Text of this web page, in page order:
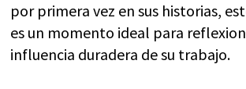
por primera vez en sus historias,
es un momento ideal para
influencia duradera de su trabajo.